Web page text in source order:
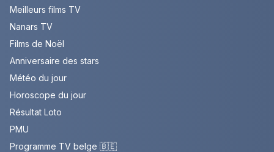
Meilleurs films TV
Nanars TV
Films de Noël
Anniversaire des stars
Météo du jour
Horoscope du jour
Résultat Loto
PMU
Programme TV belge 🇧🇪